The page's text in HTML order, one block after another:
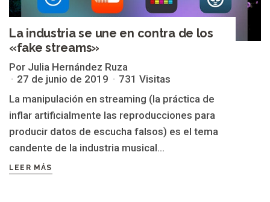
La industria se une en contra de los
«fake streams»
Por Julia Hernández Ruza
27 de junio de 2019
731 Visitas
La manipulación en streaming (la práctica de
inflar artificialmente las reproducciones para
producir datos de escucha falsos) es el tema
candente de la industria musical...
LEER MÁS